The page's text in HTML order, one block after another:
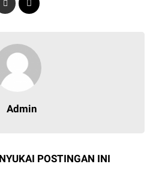
Admin
POSTINGAN INI